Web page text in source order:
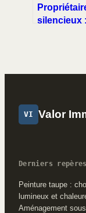
silencieux
récupérer
VI Valor
Derniers repères
Peinture taupe :
lumineux et
Aménagement